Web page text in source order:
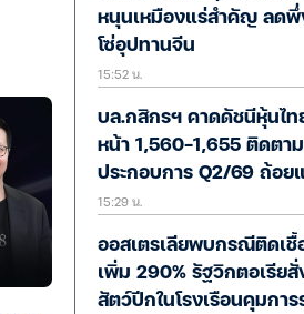
หนุนเหมืองแร่สำคัญ ลดพึ่
โซ่อุปทานจีน
15:52 น.
บล.กสิกรฯ คาดดัชนีหุ้นไท
หน้า 1,560-1,655 ติดตา
ประกอบการ Q2/69 ถ้อย
15:29 น.
ออสเตรเลียพบกรณีติดเชื้
เพิ่ม 290% รัฐวิกตอเรียสั่
สัตว์ปีกในโรงเรือนคุมการ